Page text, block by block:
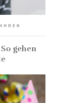
gehen